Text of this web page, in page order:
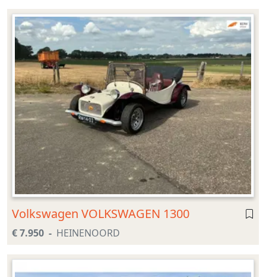
Volkswagen VOLKSWAGEN 1300
€ 7.950 HEINENOORD